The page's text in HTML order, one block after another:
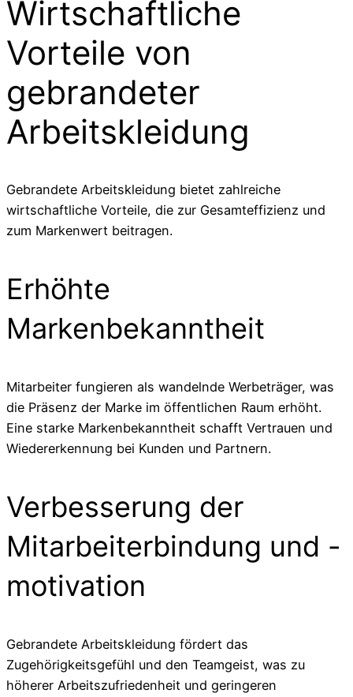
Wirtschaftliche
Vorteile von
gebrandeter
Arbeitskleidung
Gebrandete Arbeitskleidung bietet zahlreiche
wirtschaftliche Vorteile, die zur Gesamteffizienz und
zum Markenwert beitragen.
Erhöhte
Markenbekanntheit
Mitarbeiter fungieren als wandelnde Werbeträger, was
die Präsenz der Marke im öffentlichen Raum erhöht.
Eine starke Markenbekanntheit schafft Vertrauen und
Wiedererkennung bei Kunden und Partnern.
Verbesserung der
Mitarbeiterbindung und -
motivation
Gebrandete Arbeitskleidung fördert das
Zugehörigkeitsgefühl und den Teamgeist, was zu
höherer Arbeitszufriedenheit und geringeren